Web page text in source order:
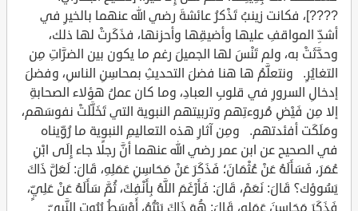
????]، فكانت زينبُ تَذْكرُ عائشةَ رضي الله عنهما بالخيرِ في
أشدِّ المواقفِ عليها وأضيقِها وأحزنها، فذَكَرتْ لها ذلك،
وحدَّثَتْ به، ولم تَنْسَ لها الجميلَ رغم ما يكون بين الضرَّاتِ مِن
التغايُرِ. ونتعلَّمُ ها هنا فضلَ التحديثِ بمحاسِنِ الناسِ، وفضلَ
إدخالِ السرورِ في قلوبِ العبادِ، وما كان عملُ هؤلاء الصحابةِ
إلا مِن فَيْضِ مُروءتِهم وتربيتهم النبوية التي تَخَلَّلَتْ نفوسَهم،
ومَلَكَت أفئدتهم. ومِن آثارِ هذه التعاليمِ النبوية ما رُوِّيناه
في الصحيح عن ابن عمر رضي الله عنهما أنَّ رجلًا جاء إِلَى ابْنِ
عُمَرَ، فَسَأَلَهُ عَنْ عُثْمَانَ؛ فَذَكَرَ عَنْ مَحَاسِنِ عَمَلِهِ، قَالَ: لَعَلَّ ذَاكَ
يَسُوؤك؟ قَالَ: نَعَمْ، قَالَ: فَأَرْغَمَ اللَّهُ بِأَنْفِكَ، ثُمَّ سَأَلَهُ عَنْ عَلِيٍّ،